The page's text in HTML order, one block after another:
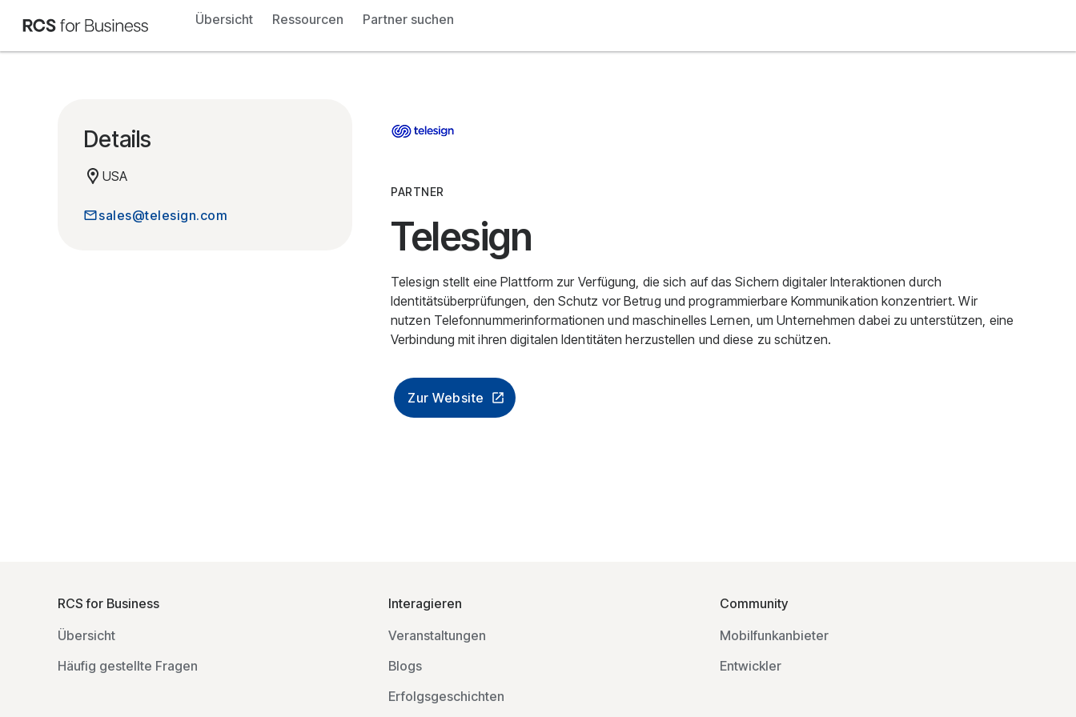
Übersicht Ressourcen Partner suchen
Details
USA
sales@telesign.com
PARTNER
Telesign
Telesign stellt eine Plattform zur Verfügung, die sich auf das Sichern digitaler Interaktionen durch
Identitätsüberprüfungen, den Schutz vor Betrug und programmierbare Kommunikation konzentriert. Wir
nutzen Telefonnummerinformationen und maschinelles Lernen, um Unternehmen dabei zu unterstützen, eine
Verbindung mit ihren digitalen Identitäten herzustellen und diese zu schützen.
Zur Website
RCS for Business
Übersicht
Häufig gestellte Fragen
Interagieren
Veranstaltungen
Blogs
Erfolgsgeschichten
Community
Mobilfunkanbieter
Entwickler